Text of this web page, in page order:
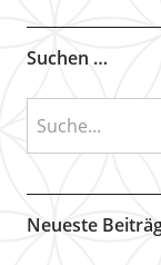
Suchen …
Neueste